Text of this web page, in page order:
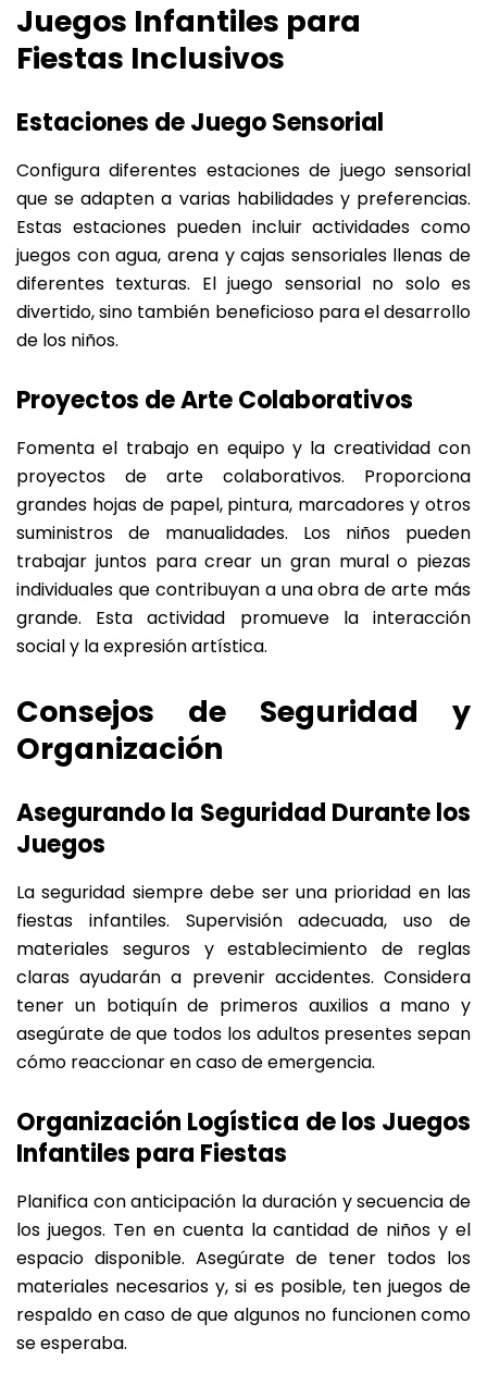
Juegos Infantiles para
Fiestas Inclusivos
Estaciones de Juego Sensorial
Configura diferentes estaciones de juego sensorial
que se adapten a varias habilidades y preferencias.
Estas estaciones pueden incluir actividades como
juegos con agua, arena y cajas sensoriales llenas de
diferentes texturas. El juego sensorial no solo es
divertido, sino también beneficioso para el desarrollo
de los niños.
Proyectos de Arte Colaborativos
Fomenta el trabajo en equipo y la creatividad con
proyectos de arte colaborativos. Proporciona
grandes hojas de papel, pintura, marcadores y otros
suministros de manualidades. Los niños pueden
trabajar juntos para crear un gran mural o piezas
individuales que contribuyan a una obra de arte más
grande. Esta actividad promueve la interacción
social y la expresión artística.
Consejos de Seguridad y
Organización
Asegurando la Seguridad Durante los
Juegos
La seguridad siempre debe ser una prioridad en las
fiestas infantiles. Supervisión adecuada, uso de
materiales seguros y establecimiento de reglas
claras ayudarán a prevenir accidentes. Considera
tener un botiquín de primeros auxilios a mano y
asegúrate de que todos los adultos presentes sepan
cómo reaccionar en caso de emergencia.
Organización Logística de los Juegos
Infantiles para Fiestas
Planifica con anticipación la duración y secuencia de
los juegos. Ten en cuenta la cantidad de niños y el
espacio disponible. Asegúrate de tener todos los
materiales necesarios y, si es posible, ten juegos de
respaldo en caso de que algunos no funcionen como
se esperaba.